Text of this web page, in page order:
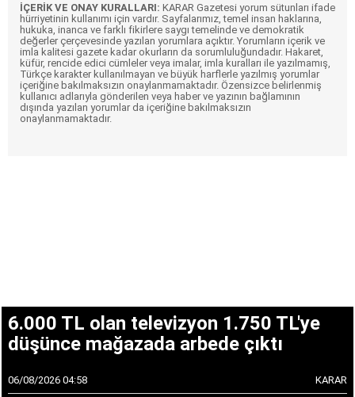
İÇERİK VE ONAY KURALLARI: KARAR Gazetesi yorum sütunları ifade
hürriyetinin kullanımı için vardır. Sayfalarımız, temel insan haklarına,
hukuka, inanca ve farklı fikirlere saygı temelinde ve demokratik
değerler çerçevesinde yazılan yorumlara açıktır. Yorumların içerik ve
imla kalitesi gazete kadar okurların da sorumluluğundadır. Hakaret,
küfür, rencide edici cümleler veya imalar, imla kuralları ile yazılmamış,
Türkçe karakter kullanılmayan ve büyük harflerle yazılmış yorumlar
içeriğine bakılmaksızın onaylanmamaktadır. Özensizce belirlenmiş
kullanıcı adlarıyla gönderilen veya haber ve yazının bağlamının
dışında yazılan yorumlar da içeriğine bakılmaksızın
onaylanmamaktadır.
6.000 TL olan televizyon 1.750 TL'ye
düşünce mağazada arbede çıktı
06/08/2026 04:58 KARAR